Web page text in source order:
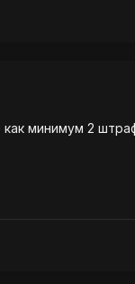
минимум 2